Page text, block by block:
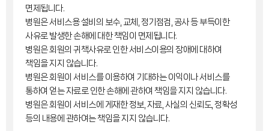
면제됩니다.
병원은 서비스용 설비의 보수, 교체, 정기점검, 공사 등 부득이한
사유로 발생한 손해에 대한 책임이 면제됩니다.
병원은 회원의 귀책사유로 인한 서비스이용의 장애에 대하여
책임을 지지 않습니다.
병원은 회원이 서비스를 이용하여 기대하는 이익이나 서비스를
통하여 얻는 자료로 인한 손해에 관하여 책임을 지지 않습니다.
병원은 회원이 서비스에 게재한 정보, 자료, 사실의 신뢰도, 정확성
등의 내용에 관하여는 책임을 지지 않습니다.